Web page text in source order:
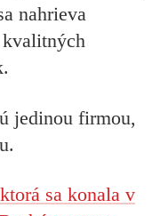
nahrieva
jedinou firmou,